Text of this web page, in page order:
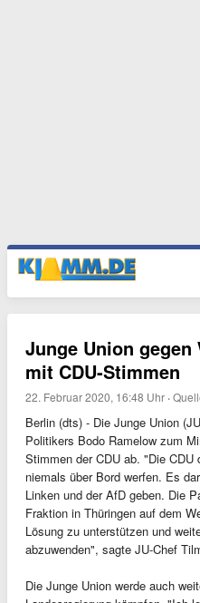
Junge Union
mit CDU-Stimmen
22. Februar 2020, 16:48 Uhr ·
Berlin (dts) - Die Junge Union
Politikers Bodo Ramelow zum
Stimmen der CDU ab. "Die CDU
niemals über Bord werfen. Es
Linken und der AfD geben. Die
Fraktion in Thüringen auf dem
Lösung zu unterstützen und
abzuwenden", sagte JU-Chef
Die Junge Union werde auch